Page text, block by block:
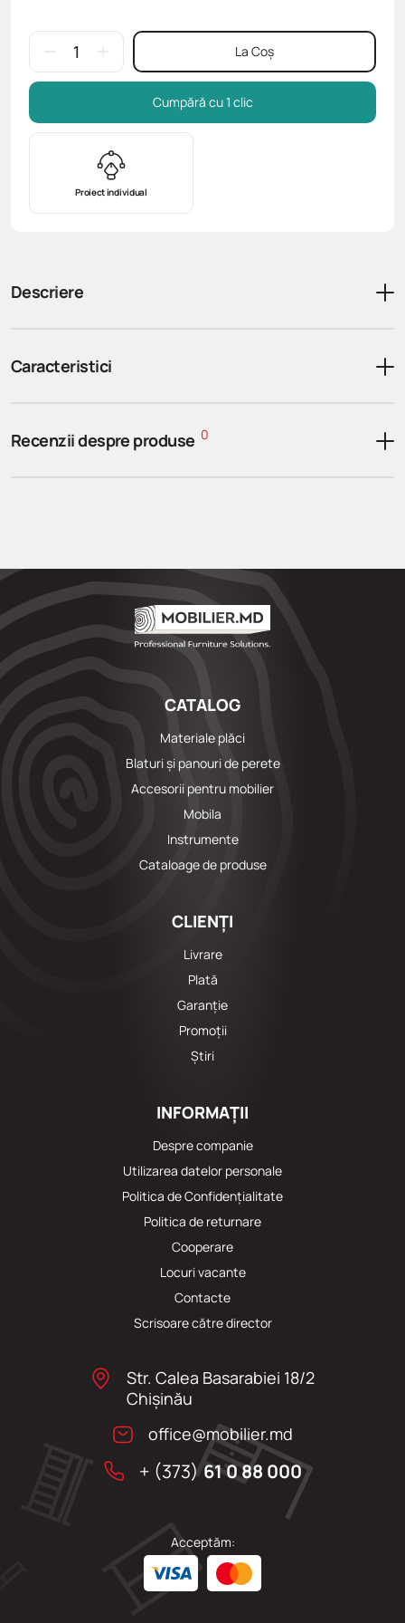
Proiect individual
La Coș
Cumpără cu 1 clic
Descriere
Caracteristici
Recenzii despre produse 0
CATALOG
Materiale plăci
Blaturi și panouri de perete
Accesorii pentru mobilier
Mobila
Instrumente
Cataloage de produse
CLIENȚI
Livrare
Plată
Garanție
Promoții
Știri
INFORMAȚII
Despre companie
Utilizarea datelor personale
Politica de Confidențialitate
Politica de returnare
Cooperare
Locuri vacante
Сontacte
Scrisoare către director
Str. Calea Basarabiei 18/2
Chişinău
office@mobilier.md
+ (373)61 0 88 000
Acceptăm: